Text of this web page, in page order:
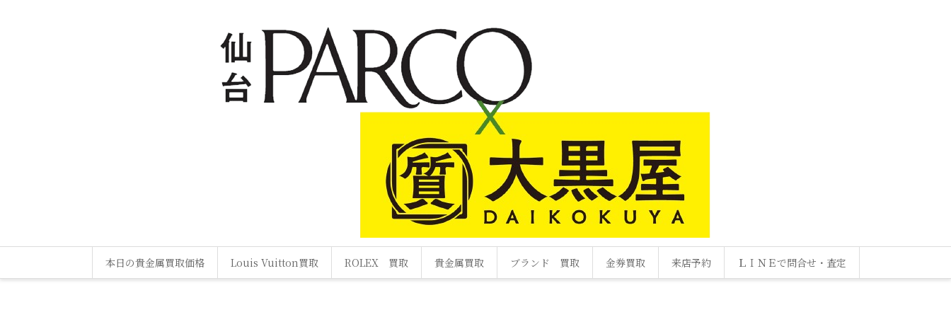
本日の貴金属買取価格 Louis Vuitton買取 ROLEX 買取 貴金属買取 ブランド 買取 金券買取 来店予約 ＬＩＮＥで問合せ・査定